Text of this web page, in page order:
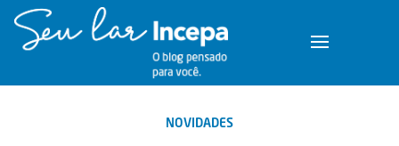
NOVIDADES